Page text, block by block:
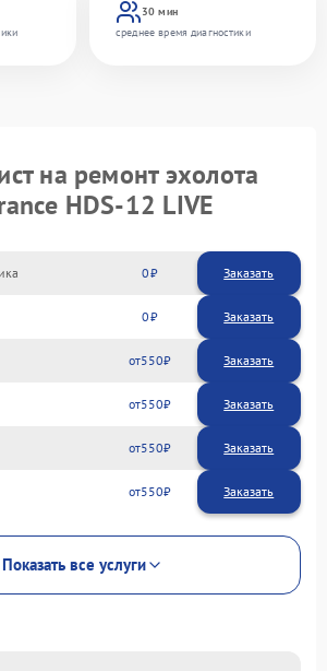
30 мин
среднее время диагностики
на ремонт эхолота
HDS-12 LIVE
0 Заказать
0 Заказать
550
550
550
550
Показать все услуги